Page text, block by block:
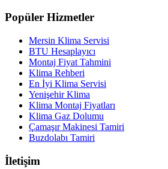
Popüler Hizmetler
Mersin Klima Servisi
BTU Hesaplayıcı
Montaj Fiyat Tahmini
Klima Rehberi
En İyi Klima Servisi
Yenişehir Klima
Klima Montaj Fiyatları
Klima Gaz Dolumu
Çamaşır Makinesi Tamiri
Buzdolabı Tamiri
İletişim